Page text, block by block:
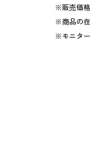
※販売価格
※商品の
※モニタ